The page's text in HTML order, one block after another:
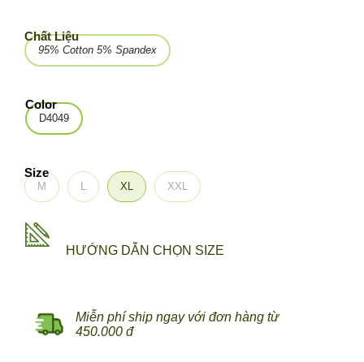
M L XL XXL
Size
95% Cotton 5% Spandex
Chất Liệu
D4049
Color
HƯỚNG DẪN CHỌN SIZE
Miễn phí ship ngay với đơn hàng từ
450.000 đ